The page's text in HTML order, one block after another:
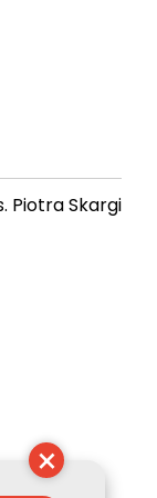
Piotra Skargi
×